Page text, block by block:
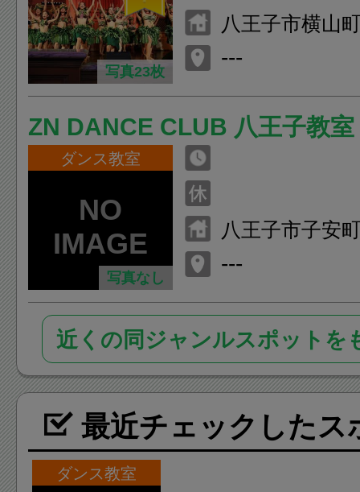
写真23枚
八王子市横山
---
ZN DANCE CLUB 八王子教室
ダンス教室
写真なし
八王子市子安
---
近くの同ジャンルスポットを
最近チェックしたス
ダンス教室